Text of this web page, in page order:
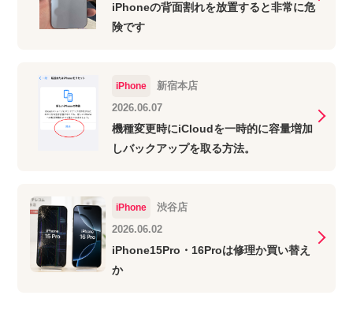
iPhoneの背面割れを放置すると非常に危
険です
iPhone
新宿本店
2026.06.07
機種変更時にiCloudを一時的に容量増加
しバックアップを取る方法。
iPhone
渋谷店
2026.06.02
iPhone15Pro・16Proは修理か買い替え
か